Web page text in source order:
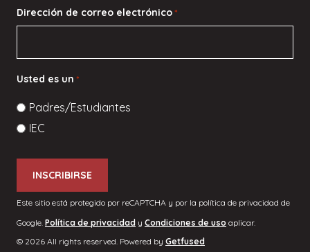
Dirección de correo electrónico *
Usted es un *
Padres/Estudiantes
IEC
Este sitio está protegido por reCAPTCHA y por la política de privacidad de
Google. Política de privacidad y Condiciones de uso aplicar.
© 2026 All rights reserved. Powered by Getfused